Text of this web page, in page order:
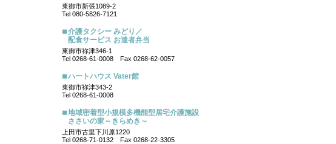
東御市新張1089-2
Tel 080-5826-7121
介護タクシー みどり／
配食サービス お達者弁当
東御市祢津346-1
Tel 0268-61-0008 Fax 0268-62-0057
ハートハウス Vater館
東御市祢津343-2
Tel 0268-61-0008
地域密着型小規模多機能型居宅介護施設
ささいの家～きらめき～
上田市古里下川原1220
Tel 0268-71-0132 Fax 0268-22-3305